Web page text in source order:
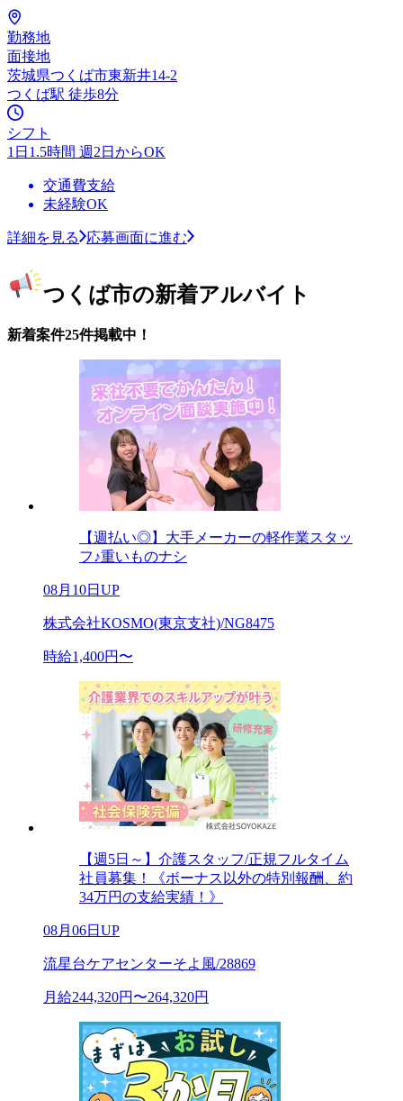
勤務地
面接地
茨城県つくば市東新井14-2
つくば駅 徒歩8分
シフト
1日1.5時間 週2日からOK
交通費支給
未経験OK
詳細を見る 応募画面に進む
つくば市の新着アルバイト
新着案件25件掲載中！
【週払い◎】大手メーカーの軽作業スタッ
フ♪重いものナシ
08月10日UP
株式会社KOSMO(東京支社)/NG8475
時給1,400円〜
【週5日～】介護スタッフ/正規フルタイム
社員募集！《ボーナス以外の特別報酬、約
34万円の支給実績！》
08月06日UP
流星台ケアセンターそよ風/28869
月給244,320円〜264,320円